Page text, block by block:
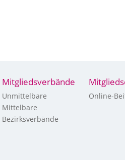
Mitgliedsverbände
Unmittelbare
Mittelbare
Bezirksverbände
Online-